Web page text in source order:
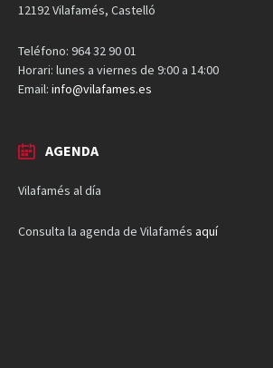
12192 Vilafamés, Castelló
Teléfono: 964 32 90 01
Horari: lunes a viernes de 9:00 a 14:00
Email: info@vilafames.es
AGENDA
Vilafamés al día
Consulta la agenda de Vilafamés aquí